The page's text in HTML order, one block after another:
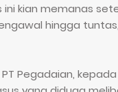
ini kian memanas
hingga
Pegadaian,